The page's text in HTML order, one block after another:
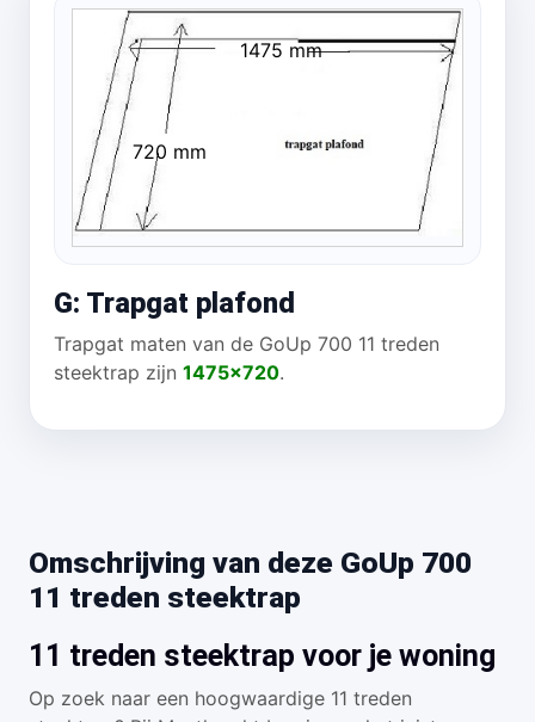
1475 mm
720 mm
G: Trapgat plafond
Trapgat maten van de GoUp 700 11 treden
steektrap zijn 1475x720.
Omschrijving van deze GoUp 700
11 treden steektrap
11 treden steektrap voor je woning
Op zoek naar een hoogwaardige 11 treden